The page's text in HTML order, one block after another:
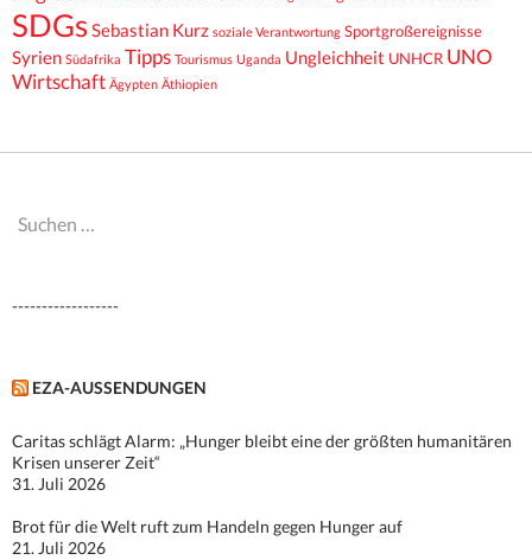
SDGsSebastian Kurz soziale Verantwortung Sportgroßereignisse
Syrien Südafrika Tipps Tourismus Uganda Ungleichheit UNHCR UNO
Wirtschaft Ägypten Äthiopien
Suchen
------------------
EZA-AUSSENDUNGEN
Caritas schlägt Alarm: „Hunger bleibt eine der größten humanitären
Krisen unserer Zeit“
31. Juli 2026
Brot für die Welt ruft zum Handeln gegen Hunger auf
21. Juli 2026